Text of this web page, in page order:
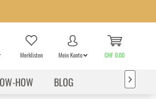
Merklisten Mein Konto CHF 0.00
HOW BLOG 